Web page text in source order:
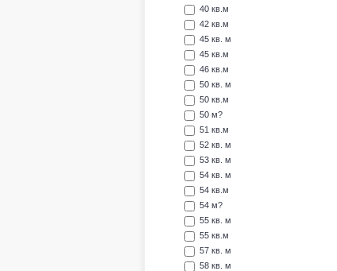
40 кв.м
42 кв.м
45 кв. м
45 кв.м
46 кв.м
50 кв. м
50 кв.м
50 м?
51 кв.м
52 кв. м
53 кв. м
54 кв. м
54 кв.м
54 м?
55 кв. м
55 кв.м
57 кв. м
58 кв. м